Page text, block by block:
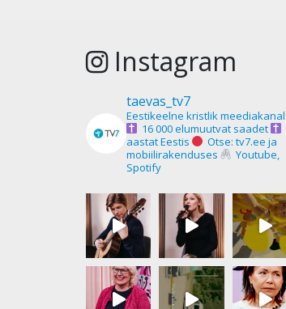
Instagram
taevas_tv7
Eestikeelne kristlik meediakanal
16 000 elumuutvat saadet
aastat Eestis
Otse: tv7.ee ja
mobiilirakenduses
Youtube,
Spotify